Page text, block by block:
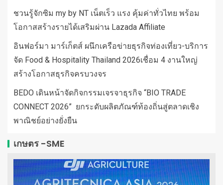
ชวนรู้จักซิม my by NT เน็ตเร็ว แรง คุ้มค่าทั่วไทย พร้อม
โอกาสสร้างรายได้เสริมผ่าน Lazada Affiliate
อินฟอร์มา มาร์เก็ตส์ ผนึกเครือข่ายธุรกิจท่องเที่ยว-บริการ
จัด Food & Hospitality Thailand 2026เชื่อม 4 งานใหญ่
สร้างโอกาสธุรกิจครบวงจร
BEDO เดินหน้าจัดกิจกรรมเจรจาธุรกิจ “BIO TRADE
CONNECT 2026” ยกระดับผลิตภัณฑ์ท้องถิ่นสู่ตลาดเชิง
พาณิชย์อย่างยั่งยืน
เกษตร -SME